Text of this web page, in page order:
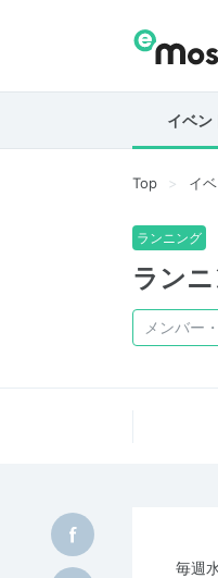
イベン
Top イ
ランニング
ラン
メンバー
毎週